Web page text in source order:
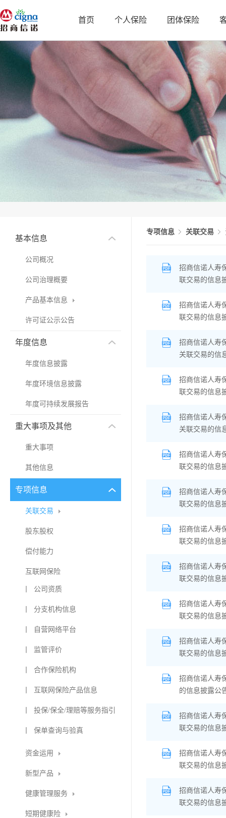
首页 个人保险 团体保险
基本信息
公司概况
公司治理概要
产品基本信息
许可证公示公告
年度信息
年度信息披露
年度环境信息披露
年度可持续发展报告
重大事项及其他
重大事项
其他信息
专项信息
关联交易
股东股权
偿付能力
互联网保险
丨 公司资质
丨 分支机构信息
丨 自营网络平台
丨 监管评价
丨 合作保险机构
丨 互联网保险产品信息
丨 投保/保全/理赔等服务指引
丨 保单查询与验真
资金运用
新型产品
健康管理服务
短期健康险
专项信息 关联交易
招商信诺人寿
联交易的信息
招商信诺人寿
联交易的信息
招商信诺人寿
关联交易的信
招商信诺人寿
联交易的信息
招商信诺人寿
关联交易的信
招商信诺人寿
联交易的信息
招商信诺人寿
联交易的信息
招商信诺人寿
联交易的信息
招商信诺人寿
联交易的信息
招商信诺人寿
联交易的信息
招商信诺人寿
联交易的信息
招商信诺人寿
的信息披露公
招商信诺人寿
联交易的信息
招商信诺人寿
联交易的信息
招商信诺人寿
联交易的信息